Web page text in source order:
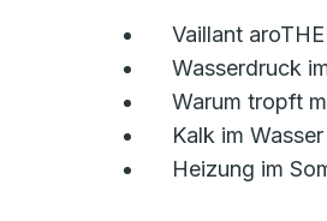
Vaillant
Wasserdruck
Warum tropft
Kalk im Wasser
Heizung im